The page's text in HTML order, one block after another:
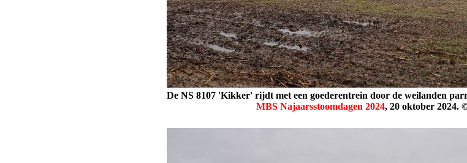
De NS 8107 'Kikker' rijdt met een goederentrein door de weilanden
MBS Najaarsstoomdagen 2024, 20 oktober 2024.